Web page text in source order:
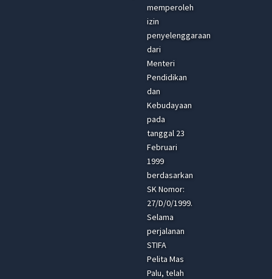
memperoleh
izin
penyelenggaraan
dari
Menteri
Pendidikan
dan
Kebudayaan
pada
tanggal 23
Februari
1999
berdasarkan
SK Nomor:
27/D/0/1999.
Selama
perjalanan
STIFA
Pelita Mas
Palu, telah